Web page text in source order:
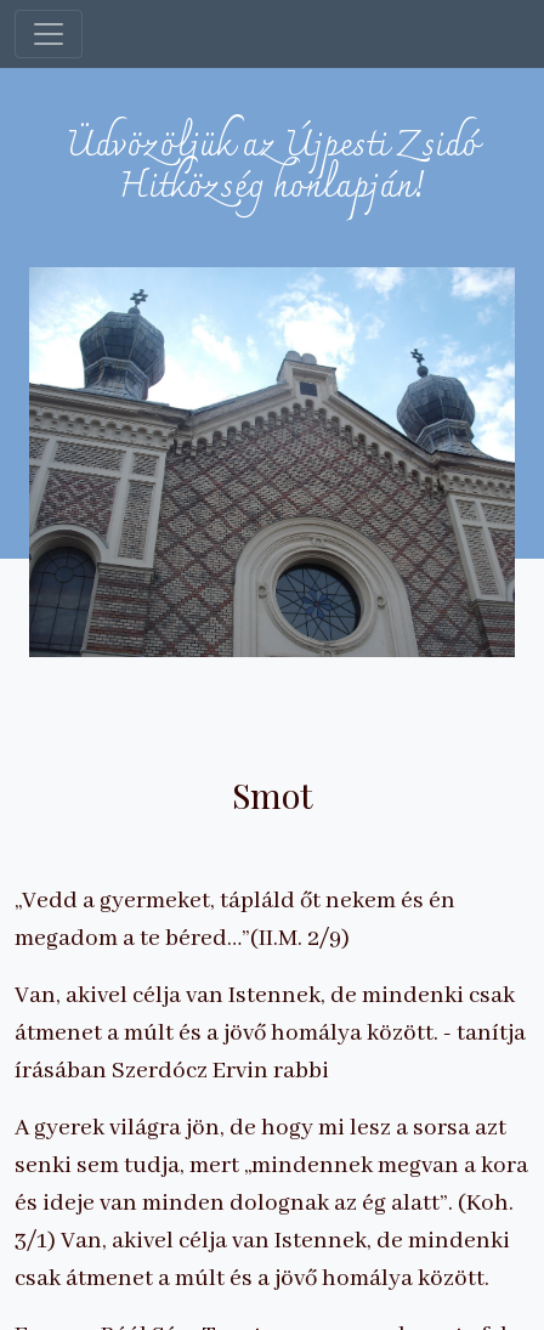
Üdvözöljük az Újpesti Zsidó
Hitközség honlapján!
Smot
„Vedd a gyermeket, tápláld őt nekem és én
megadom a te béred…”(II.M. 2/9)
Van, akivel célja van Istennek, de mindenki csak
átmenet a múlt és a jövő homálya között. - tanítja
írásában Szerdócz Ervin rabbi
A gyerek világra jön, de hogy mi lesz a sorsa azt
senki sem tudja, mert „mindennek megvan a kora
és ideje van minden dolognak az ég alatt”. (Koh.
3/1) Van, akivel célja van Istennek, de mindenki
csak átmenet a múlt és a jövő homálya között.